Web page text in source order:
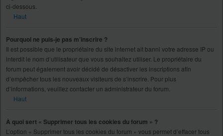
ci-dessous.
Haut
Pourquoi ne puis-je pas m’inscrire ?
Il est possible que le propriétaire du site internet ait banni votre adresse IP ou
interdit le nom d’utilisateur que vous souhaitez utiliser. Le propriétaire du
forum peut également avoir décidé de désactiver les inscriptions afin
d’empêcher tous les nouveaux visiteurs de s’inscrire. Pour plus
d’informations, veuillez contacter un administrateur du forum.
Haut
À quoi sert « Supprimer tous les cookies du forum » ?
L’option « Supprimer tous les cookies du forum » vous permet d’effacer tous